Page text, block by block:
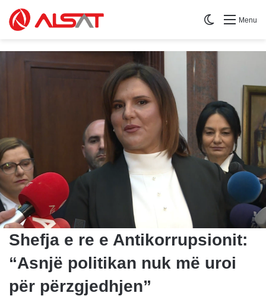
Menu
Switch skin
Shefja e re e Antikorrupsionit:
“Asnjë politikan nuk më uroi
për përzgjedhjen”